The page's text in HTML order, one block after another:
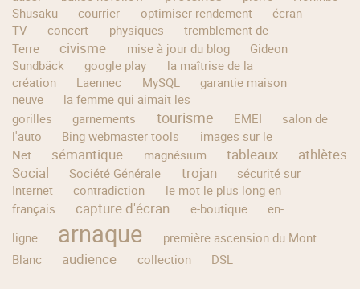
Shusaku
courrier optimiser rendement
écran
TV
concert physiques
tremblement de
Terre
civisme mise à jour du blog
Gideon
Sundbäck
google play
la maîtrise de la
création
Laennec MySQL
garantie maison
neuve
la femme qui aimait les
gorilles
garnements tourisme EMEI
salon de
l'auto
Bing webmaster tools
images sur le
Net
sémantique magnésium tableaux
athlètes
Social
Société Générale trojan
sécurité sur
Internet
contradiction
le mot le plus long en
français
capture d'écran e-boutique
en-
ligne
arnaque
première ascension du Mont
Blanc
audience collection DSL